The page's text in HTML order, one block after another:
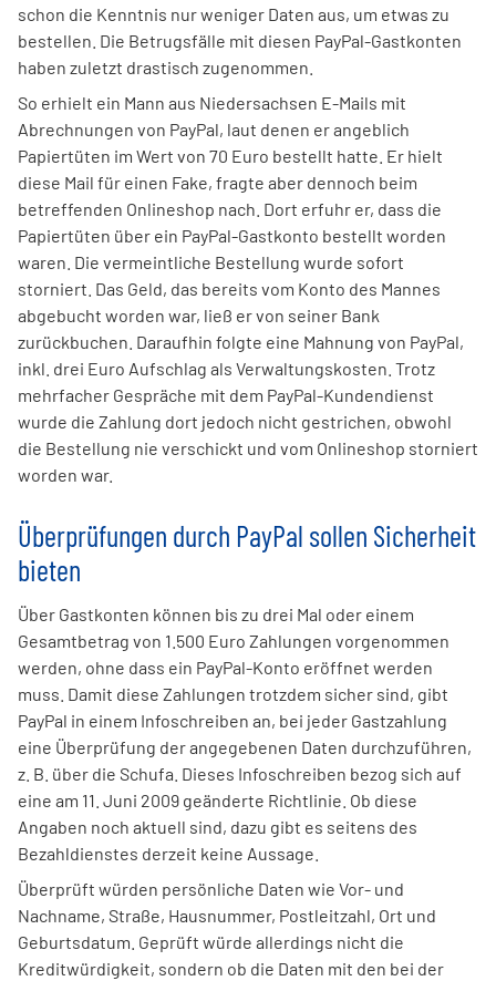
schon die Kenntnis nur weniger Daten aus, um etwas zu
bestellen. Die Betrugsfälle mit diesen PayPal-Gastkonten
haben zuletzt drastisch zugenommen.
So erhielt ein Mann aus Niedersachsen E-Mails mit
Abrechnungen von PayPal, laut denen er angeblich
Papiertüten im Wert von 70 Euro bestellt hatte. Er hielt
diese Mail für einen Fake, fragte aber dennoch beim
betreffenden Onlineshop nach. Dort erfuhr er, dass die
Papiertüten über ein PayPal-Gastkonto bestellt worden
waren. Die vermeintliche Bestellung wurde sofort
storniert. Das Geld, das bereits vom Konto des Mannes
abgebucht worden war, ließ er von seiner Bank
zurückbuchen. Daraufhin folgte eine Mahnung von PayPal,
inkl. drei Euro Aufschlag als Verwaltungskosten. Trotz
mehrfacher Gespräche mit dem PayPal-Kundendienst
wurde die Zahlung dort jedoch nicht gestrichen, obwohl
die Bestellung nie verschickt und vom Onlineshop storniert
worden war.
Überprüfungen durch PayPal sollen Sicherheit
bieten
Über Gastkonten können bis zu drei Mal oder einem
Gesamtbetrag von 1.500 Euro Zahlungen vorgenommen
werden, ohne dass ein PayPal-Konto eröffnet werden
muss. Damit diese Zahlungen trotzdem sicher sind, gibt
PayPal in einem Infoschreiben an, bei jeder Gastzahlung
eine Überprüfung der angegebenen Daten durchzuführen,
z. B. über die Schufa. Dieses Infoschreiben bezog sich auf
eine am 11. Juni 2009 geänderte Richtlinie. Ob diese
Angaben noch aktuell sind, dazu gibt es seitens des
Bezahldienstes derzeit keine Aussage.
Überprüft würden persönliche Daten wie Vor- und
Nachname, Straße, Hausnummer, Postleitzahl, Ort und
Geburtsdatum. Geprüft würde allerdings nicht die
Kreditwürdigkeit, sondern ob die Daten mit den bei der